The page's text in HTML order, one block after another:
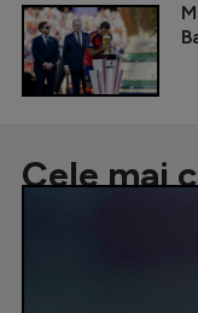
Cele mai